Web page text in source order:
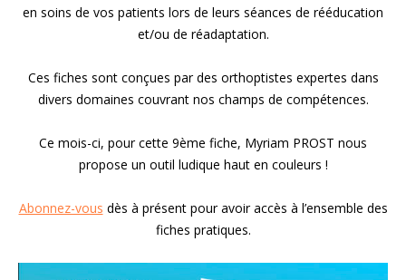
en soins de vos patients lors de leurs séances de rééducation
et/ou de réadaptation.
Ces fiches sont conçues par des orthoptistes expertes dans
divers domaines couvrant nos champs de compétences.
Ce mois-ci, pour cette 9ème fiche, Myriam PROST nous
propose un outil ludique haut en couleurs !
Abonnez-vous dès à présent pour avoir accès à l’ensemble des
fiches pratiques.